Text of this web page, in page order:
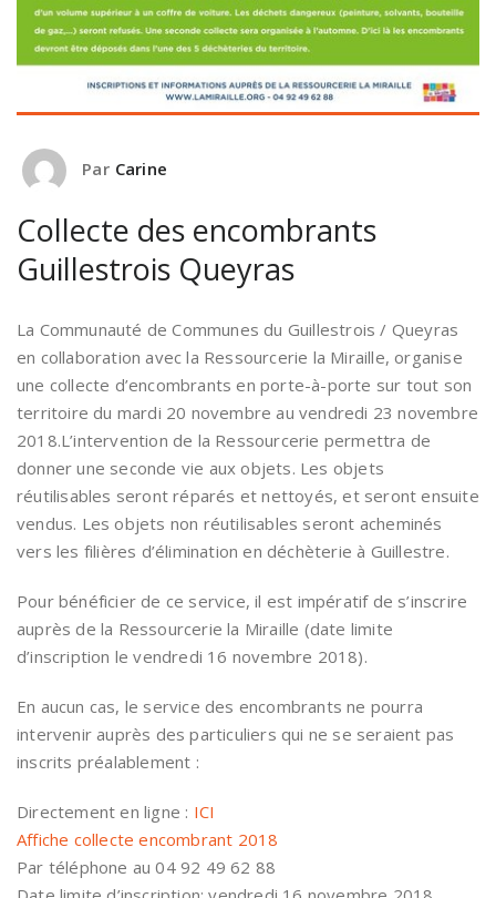
Par Carine
Collecte des encombrants
Guillestrois Queyras
La Communauté de Communes du Guillestrois / Queyras
en collaboration avec la Ressourcerie la Miraille, organise
une collecte d’encombrants en porte-à-porte sur tout son
territoire du mardi 20 novembre au vendredi 23 novembre
2018.L’intervention de la Ressourcerie permettra de
donner une seconde vie aux objets. Les objets
réutilisables seront réparés et nettoyés, et seront ensuite
vendus. Les objets non réutilisables seront acheminés
vers les filières d’élimination en déchèterie à Guillestre.
Pour bénéficier de ce service, il est impératif de s’inscrire
auprès de la Ressourcerie la Miraille (date limite
d’inscription le vendredi 16 novembre 2018).
En aucun cas, le service des encombrants ne pourra
intervenir auprès des particuliers qui ne se seraient pas
inscrits préalablement :
Directement en ligne : ICI
Affiche collecte encombrant 2018
Par téléphone au 04 92 49 62 88